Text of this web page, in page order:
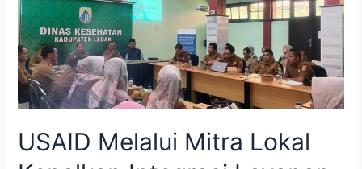
USAID Melalui Mitra Lokal